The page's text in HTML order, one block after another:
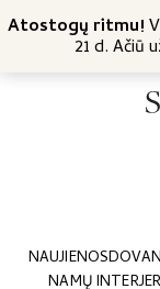
Atostogų ritmu!
21 d. Ačiū
NAUJIENOS
NAMŲ